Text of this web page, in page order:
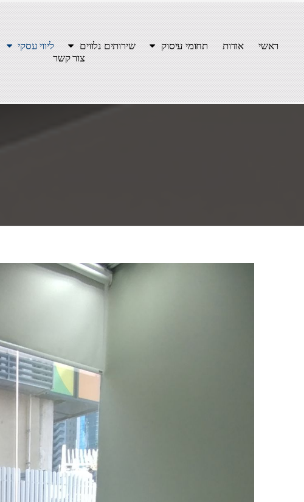
ראשי אודות תחומי עיסוק שירותים נלווים ליווי עסקי
צור קשר